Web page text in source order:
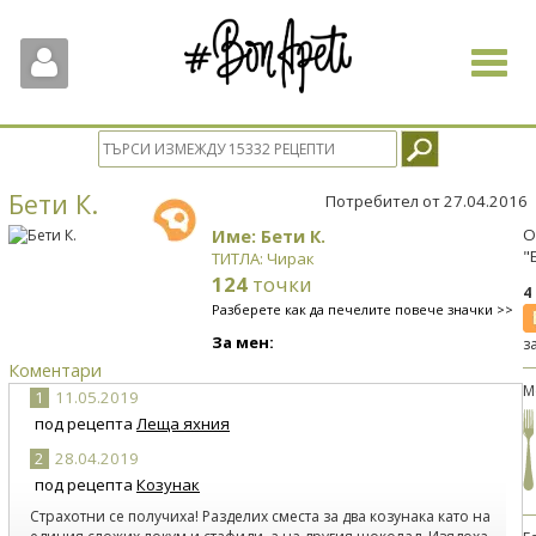
Toggle
Бети К. Потребител от 27.04.2016
Име: Бети К.
ТИТЛА: Чирак
124 точки
Разберете как да печелите повече значки >>
За мен:
Коментари
1
11.05.2019
под рецепта Леща яхния
2 28.04.2019
под рецепта Козунак
Страхотни се получиха! Разделих сместа за два козунака като на